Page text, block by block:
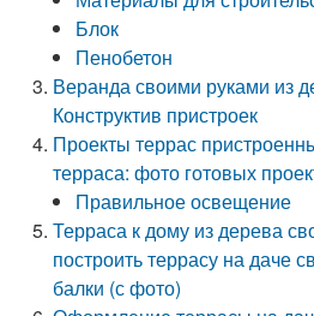
Блок
Пенобетон
Веранда своими руками из
Конструктив пристроек
Проекты террас
терраса: фото готовых
Правильное освещение
Терраса к дому из дерева
построить террасу на даче
балки (с фото)